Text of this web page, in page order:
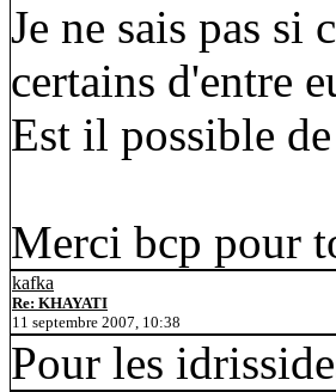
Je ne sais pas si
certains d'entre
Est il possible
Merci bcp pour
kafka
Re: KHAYATI
11 septembre 2007, 10:38
Pour les